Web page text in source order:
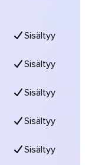
Sisältyy
Sisältyy
Sisältyy
Sisältyy
Sisältyy